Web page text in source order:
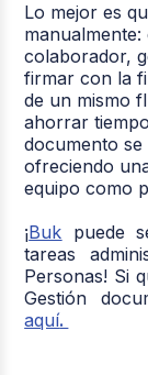
Lo mejor es
colaborador,
firmar con la
de un mismo
ahorrar
documento
ofreciendo
equipo como
¡Buk puede
tareas
Personas! Si
Gestión
aquí.